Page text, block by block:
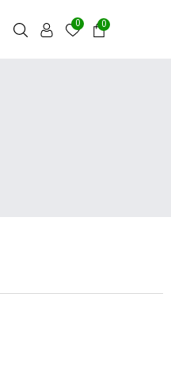
LIÊN HỆ
0 0